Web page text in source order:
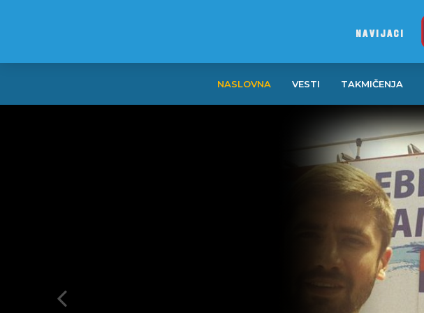
NAVIJACI
NASLOVNA VESTI TAKMIČENJA